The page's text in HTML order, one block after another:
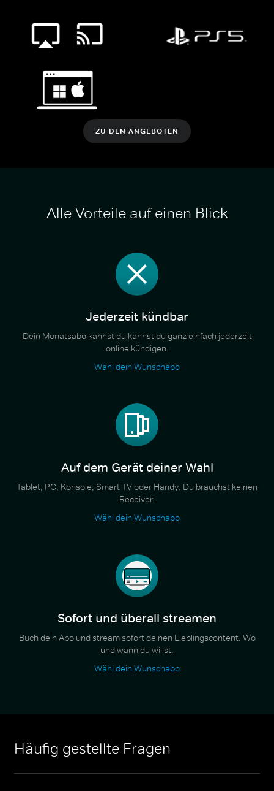
ZU DEN ANGEBOTEN
Alle Vorteile auf einen Blick
Jederzeit kündbar
Dein Monatsabo kannst du kannst du ganz einfach jederzeit
online kündigen.
Wähl dein Wunschabo
Auf dem Gerät deiner Wahl
Tablet, PC, Konsole, Smart TV oder Handy. Du brauchst keinen
Receiver.
Wähl dein Wunschabo
Sofort und überall streamen
Buch dein Abo und stream sofort deinen Lieblingscontent. Wo
und wann du willst.
Wähl dein Wunschabo
Häufig gestellte Fragen